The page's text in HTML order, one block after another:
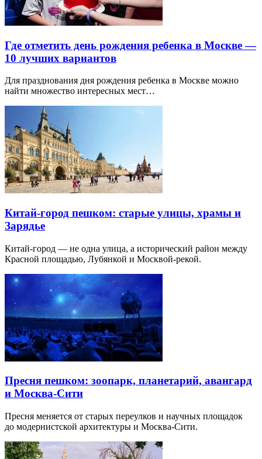
Где отметить день рождения ребенка в Москве —
10 лучших вариантов
Для празднования дня рождения ребенка в Москве можно
найти множество интересных мест…
Китай-город пешком: старые улицы, храмы и
Зарядье
Китай-город — не одна улица, а исторический район между
Красной площадью, Лубянкой и Москвой-рекой.
Пресня пешком: зоопарк, планетарий, авангард
и Москва-Сити
Пресня меняется от старых переулков и научных площадок
до модернистской архитектуры и Москва-Сити.